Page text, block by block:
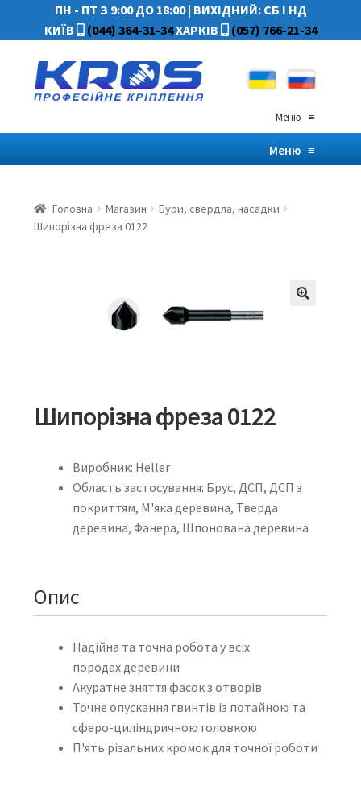
ПН - ПТ З 9:00 ДО 18:00| ВИХІДНИЙ: СБ І НД
КИЇВ
(044) 364-31-34ХАРКІВ (057) 766-21-34
Меню≡
Меню≡
Головна Магазин
Бури, свердла, насадки
Шипорізна фреза 0122
Шипорізна фреза 0122
Виробник: Heller
Область застосування: Брус, ДСП, ДСП з
покриттям, М'яка деревина, Тверда
деревина, Фанера, Шпонована деревина
Опис
Надійна та точна робота у всіх
породах деревини
Акуратне зняття фасок з отворів
Точне опускання гвинтів із потайною та
сферо-циліндричною головкою
П'ять різальних кромок для точної роботи